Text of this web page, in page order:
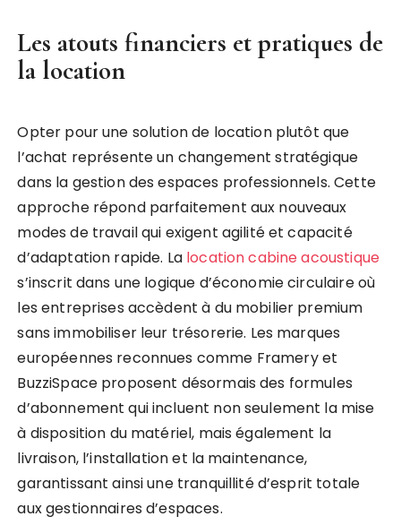
Les atouts financiers et pratiques de
la location
Opter pour une solution de location plutôt que
l’achat représente un changement stratégique
dans la gestion des espaces professionnels. Cette
approche répond parfaitement aux nouveaux
modes de travail qui exigent agilité et capacité
d’adaptation rapide. La location cabine acoustique
s’inscrit dans une logique d’économie circulaire où
les entreprises accèdent à du mobilier premium
sans immobiliser leur trésorerie. Les marques
européennes reconnues comme Framery et
BuzziSpace proposent désormais des formules
d’abonnement qui incluent non seulement la mise
à disposition du matériel, mais également la
livraison, l’installation et la maintenance,
garantissant ainsi une tranquillité d’esprit totale
aux gestionnaires d’espaces.